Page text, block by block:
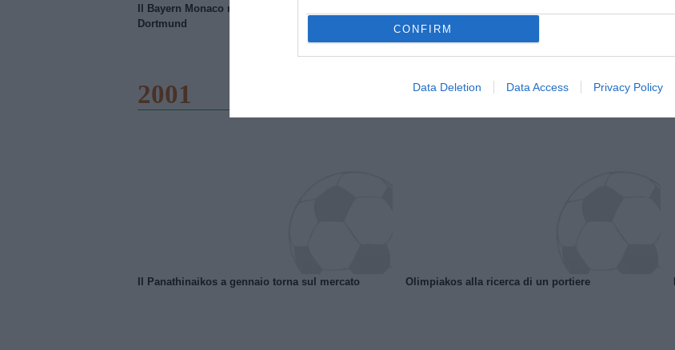
CONFIRM
Data Deletion Data Access Privacy Policy
Il Bayern Monaco ridimensiona il Borussia
Dortmund
2001
Il Panathinaikos a gennaio torna sul mercato Olimpiakos alla ricerca di un portiere